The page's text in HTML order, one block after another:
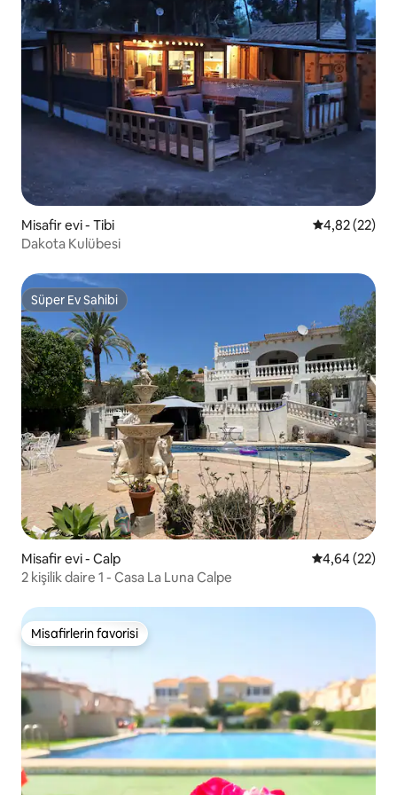
Misafir evi - Tibi 5 üzerinden
4,82 (22)
Dakota Kulübesi
Süper Ev Sahibi
Süper Ev Sahibi
Misafir evi - Calp 5 üzerinden
4,64 (22)
2 kişilik daire 1 - Casa La Luna Calpe
Misafirlerin favorisi
Misafirlerin favorisi